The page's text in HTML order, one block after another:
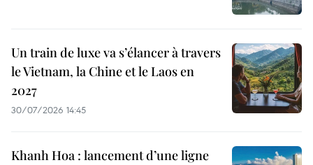
Un train de luxe va s’élancer à travers
le Vietnam, la Chine et le Laos en
2027
30/07/2026 14:45
Khanh Hoa : lancement d’une ligne